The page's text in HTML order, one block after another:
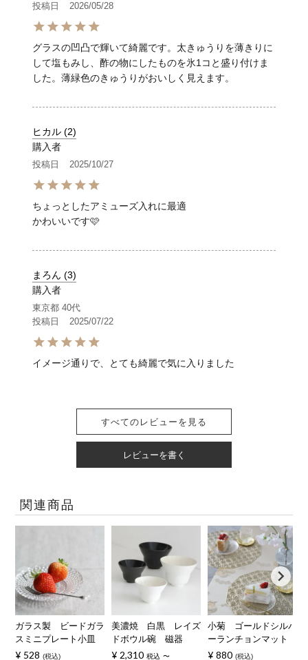
投稿日
2026/05/28
グラスの凹凸で輝いて綺麗です。太きゅうりを薄きりに
して塩もみし、酢の物にしたものを氷1コと盛り付けま
ヒカル 2
購入者
投稿日 2025/10/27
ちょっとしたアミューズ入れに最適
かわいいです🩷
まろん 3
購入者
東京都 40代
投稿日
2025/07/22
イメージ通りで、とても綺麗で気に入りました
すべてのレビューを見る
レビューを書く
関連商品
ガラス製 ビードガラ
スミニプレート小皿
¥ 528 税込
美濃焼 白黒 レイズ
ドボウル碗 磁器
¥ 2,310 税込 〜
小菊 ゴールドシルバ
ーランチョンマット
¥ 880 税込